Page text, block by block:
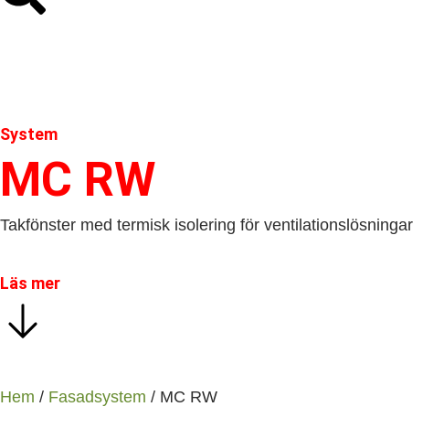
System
MC RW
Takfönster med termisk isolering för ventilationslösningar
Läs mer
Hem / Fasadsystem / MC RW